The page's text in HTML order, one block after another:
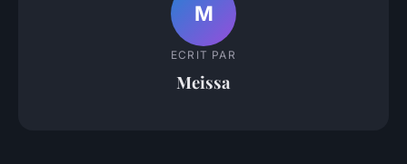
M
ECRIT PAR
Meissa